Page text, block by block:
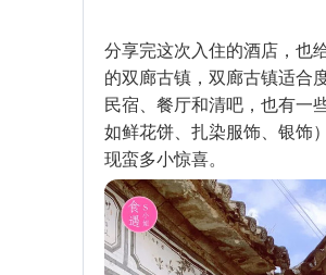
分享完这次入住的酒店，也
的双廊古镇，双廊古镇适合
民宿、餐厅和清吧，也有一
如鲜花饼、扎染服饰、银饰
现蛮多小惊喜。